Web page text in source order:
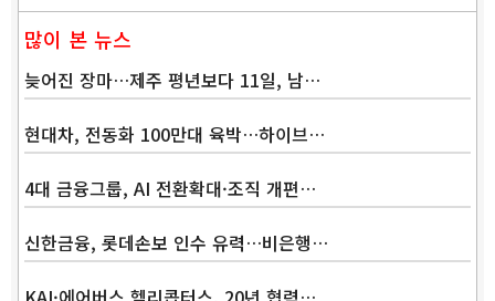
많이 본 뉴스
늦어진 장마…제주 평년보다 11일, 남…
현대차, 전동화 100만대 육박…하이브…
4대 금융그룹, AI 전환확대·조직 개편…
신한금융, 롯데손보 인수 유력…비은행…